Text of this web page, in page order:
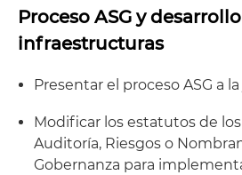
Proceso ASG y
infraestructuras
Presentar el proceso ASG a
Modificar los estatutos de
Auditoría, Riesgos o
Gobernanza para